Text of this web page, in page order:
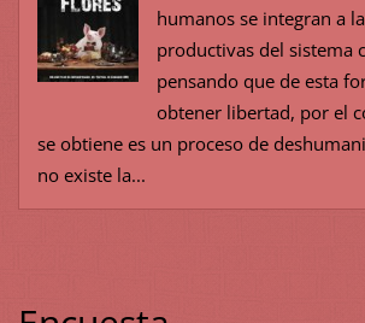
humanos se integran a
productivas del sistema
pensando que de esta
obtener libertad, por el
se obtiene es un proceso de
no existe la...